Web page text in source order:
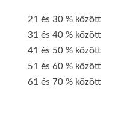
21 és 30 % között
31 és 40 % között
41 és 50 % között
51 és 60 % között
61 és 70 % között